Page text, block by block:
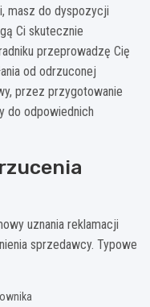
masz do dyspozycji
Ci skutecznie
przeprowadzę Cię
od odrzuconej
przez przygotowanie
do odpowiednich
uznania reklamacji
sprzedawcy. Typowe